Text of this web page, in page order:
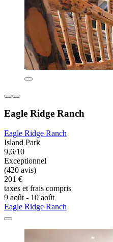
Eagle Ridge Ranch
Eagle Ridge Ranch
Island Park
9,6/10
Exceptionnel
(420 avis)
201 €
taxes et frais compris
9 août - 10 août
Eagle Ridge Ranch